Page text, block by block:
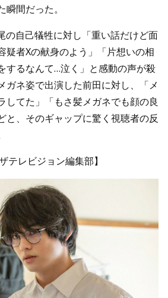
間だった。
の自己犠牲に対し「重い話だけど面
疑者Xの献身のよう」「片想いの相
するなんて…泣く」と感動の声が殺
ガネ姿で出演した前田に対し、「メ
してた」「もさ髪メガネでも顔の良
と、そのギャップに驚く視聴者の反
テレビジョン編集部】